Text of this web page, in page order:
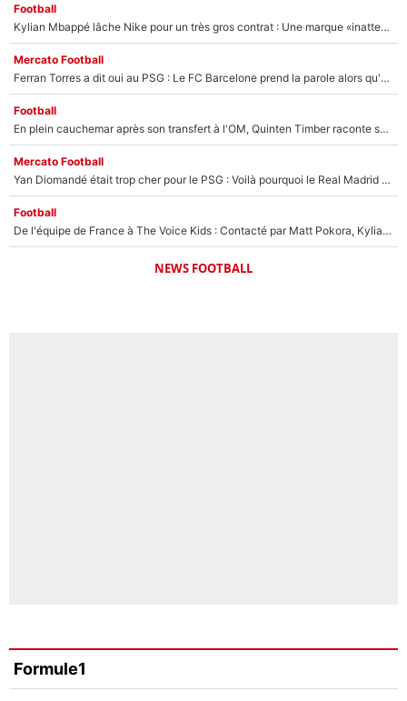
Football
Kylian Mbappé lâche Nike pour un très gros contrat : Une marque «inattendue» va frapper très fort
Mercato Football
Ferran Torres a dit oui au PSG : Le FC Barcelone prend la parole alors qu'un transfert de l'attaquant espagnol prend forme
Football
En plein cauchemar après son transfert à l'OM, Quinten Timber raconte ses doutes après sa signature à Marseille
Mercato Football
Yan Diomandé était trop cher pour le PSG : Voilà pourquoi le Real Madrid a accepté de payer la somme record de 140M€ pour boucler son transfert !
Football
De l'équipe de France à The Voice Kids : Contacté par Matt Pokora, Kylian Mbappé a accepté de jouer un rôle inédit sur TF1 !
NEWS FOOTBALL
Formule1